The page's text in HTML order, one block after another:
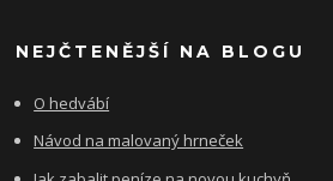
NEJČTENĚJŠÍ NA BLOGU
O hedvábí
Návod na malovaný hrneček